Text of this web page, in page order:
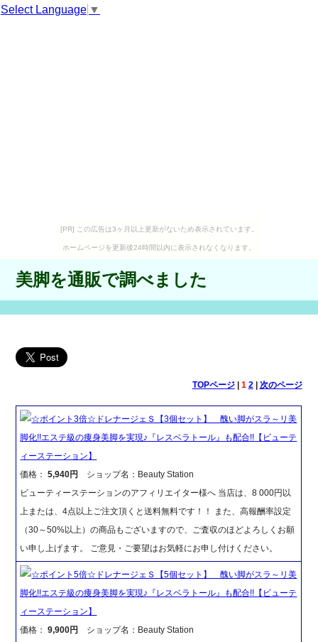
Select Language ▼
[PR] この広告は3ヶ月以上更新がないため表示されています。
ホームページを更新後24時間以内に表示されなくなります。
美脚を通販で調べました
TOPページ| 1 2| 次のページ
☆ポイント3倍☆ドレナージェＳ【3個セット】 醜い脚がスラ～リ美
脚化!!エステ級の痩身美脚を実現♪『レスベラトール』も配合!!【ビューテ
ィーステーション】
価格：5,940円
ショップ名：Beauty Station
ビューティーステーションのアフィリエイター様へ 当店は、8 000円以
上または、4点以上ご注文頂くと送料無料です！！ また、高報酬率設定
（30～50%以上）の商品もございますので、ご査収のほどよろしくお願
い申し上げます。 ご意見・ご要望はお気軽にお申し付けください。
☆ポイント5倍☆ドレナージェＳ【5個セット】 醜い脚がスラ～リ美
脚化!!エステ級の痩身美脚を実現♪『レスベラトール』も配合!!【ビューテ
ィーステーション】
価格：9,900円
ショップ名：Beauty Station